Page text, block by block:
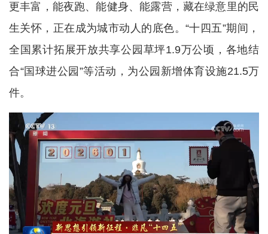
更丰富，能夜跑、能健身、能露营，藏在绿意里的民
生关怀，正在成为城市动人的底色。“十四五”期间，
全国累计拓展开放共享公园草坪1.9万公顷，各地结
合“国球进公园”等活动，为公园新增体育设施21.5万
件。